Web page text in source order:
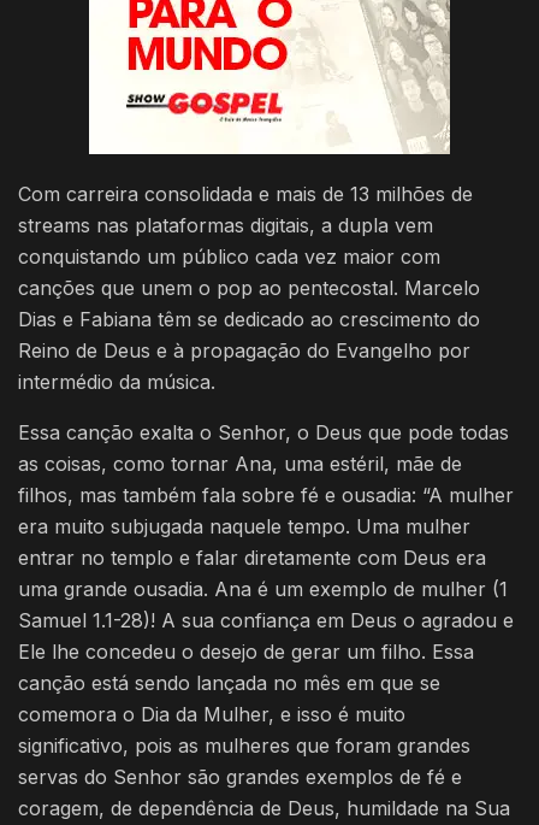
Com carreira consolidada e mais de 13 milhões de
streams nas plataformas digitais, a dupla vem
conquistando um público cada vez maior com
canções que unem o pop ao pentecostal. Marcelo
Dias e Fabiana têm se dedicado ao crescimento do
Reino de Deus e à propagação do Evangelho por
intermédio da música.
Essa canção exalta o Senhor, o Deus que pode todas
as coisas, como tornar Ana, uma estéril, mãe de
filhos, mas também fala sobre fé e ousadia: “A mulher
era muito subjugada naquele tempo. Uma mulher
entrar no templo e falar diretamente com Deus era
uma grande ousadia. Ana é um exemplo de mulher (1
Samuel 1.1-28)! A sua confiança em Deus o agradou e
Ele lhe concedeu o desejo de gerar um filho. Essa
canção está sendo lançada no mês em que se
comemora o Dia da Mulher, e isso é muito
significativo, pois as mulheres que foram grandes
servas do Senhor são grandes exemplos de fé e
coragem, de dependência de Deus, humildade na Sua